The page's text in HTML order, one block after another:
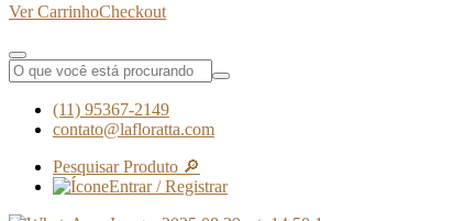
Ver CarrinhoCheckout
(11) 95367-2149
contato@lafloratta.com
Pesquisar Produto 🔎
Entrar / Registrar